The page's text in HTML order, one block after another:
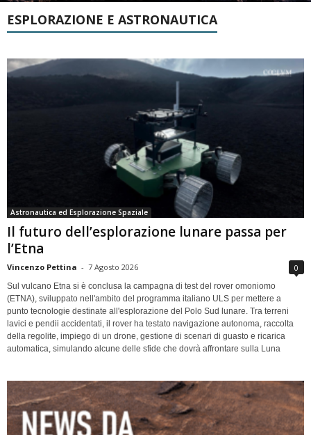
ESPLORAZIONE E ASTRONAUTICA
Astronautica ed Esplorazione Spaziale
Il futuro dell’esplorazione lunare passa per
l’Etna
Vincenzo Pettina - 7 Agosto 2026 0
Sul vulcano Etna si è conclusa la campagna di test del rover omoniomo
(ETNA), sviluppato nell'ambito del programma italiano ULS per mettere a
punto tecnologie destinate all'esplorazione del Polo Sud lunare. Tra terreni
lavici e pendii accidentati, il rover ha testato navigazione autonoma, raccolta
della regolite, impiego di un drone, gestione di scenari di guasto e ricarica
automatica, simulando alcune delle sfide che dovrà affrontare sulla Luna